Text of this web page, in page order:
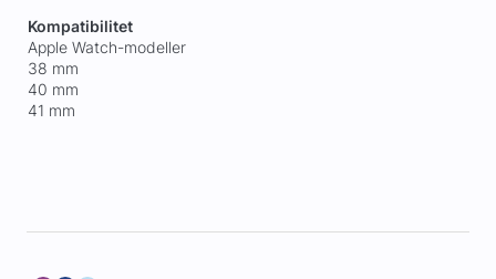
Kompatibilitet
Apple Watch-modeller
38 mm
40 mm
41 mm